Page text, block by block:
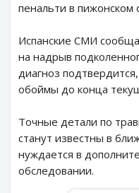
пенальти в пижонском
Испанские СМИ
на надрыв
диагноз
обоймы до конца
Точные детали по
станут известны в
нуждается в
обследовании.